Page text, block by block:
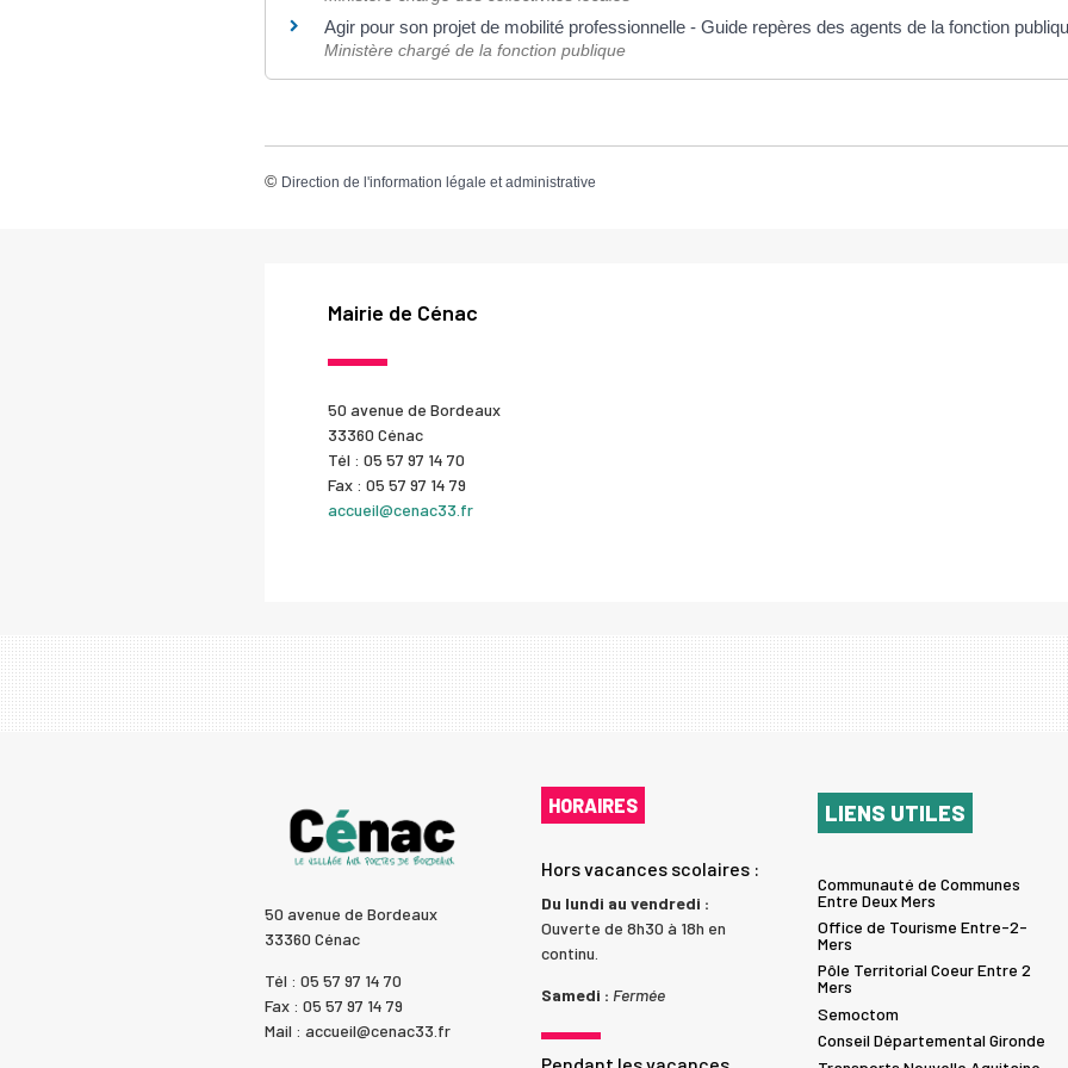
Agir pour son projet de mobilité professionnelle - Guide repères des agents de la fonction
Ministère chargé de la fonction publique
© Direction de l'information légale et administrative
Mairie de Cénac
50 avenue de Bordeaux
33360 Cénac
Tél : 05 57 97 14 70
Fax : 05 57 97 14 79
accueil@cenac33.fr
50 avenue de Bordeaux
33360 Cénac
Tél : 05 57 97 14 70
Fax : 05 57 97 14 79
Mail : accueil@cenac33.fr
HORAIRES
Hors vacances scolaires :
Du lundi au vendredi :
Ouverte de 8h30 à 18h en
continu.
Samedi : Fermée
LIENS UTILES
Communauté de Communes
Entre Deux Mers
Office de Tourisme Entre-2-
Mers
Pôle Territorial Coeur Entre 2
Mers
Semoctom
Conseil Départemental Gironde